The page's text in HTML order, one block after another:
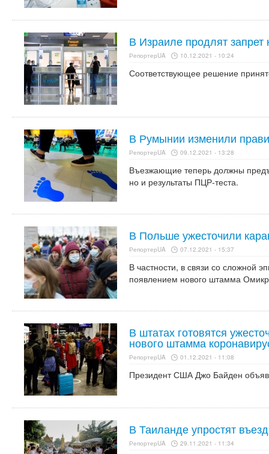
В Израиле продлят
РепортерUA 10.12.2021 - 10:24
Соответствующее решение
В Румынии изменили
РепортерUA 09.12.2021 - 13:28
Въезжающие теперь должны
но и результаты ПЦР-теста.
В Польше ужесточили
РепортерUA 07.12.2021 - 15:37
В частности, в связи со сложной
появлением нового штамма
В штатах готовятся
нового штамма
РепортерUA 01.12.2021 - 11:08
Президент США Джо Байден
В Таиланде упростят
РепортерUA 29.11.2021 - 11:34